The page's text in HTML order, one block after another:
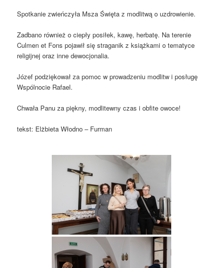
Spotkanie zwieńczyła Msza Święta z modlitwą o uzdrowienie.
Zadbano również o ciepły posiłek, kawę, herbatę. Na terenie
Culmen et Fons pojawił się straganik z książkami o tematyce
religijnej oraz inne dewocjonalia.
Józef podziękował za pomoc w prowadzeniu modlitw i posługę
Wspólnocie Rafael.
Chwała Panu za piękny, modlitewny czas i obfite owoce!
tekst: Elżbieta Włodno – Furman